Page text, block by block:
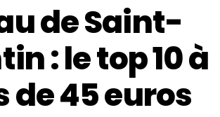
de Saint-
: le top 10 à
de 45 euros